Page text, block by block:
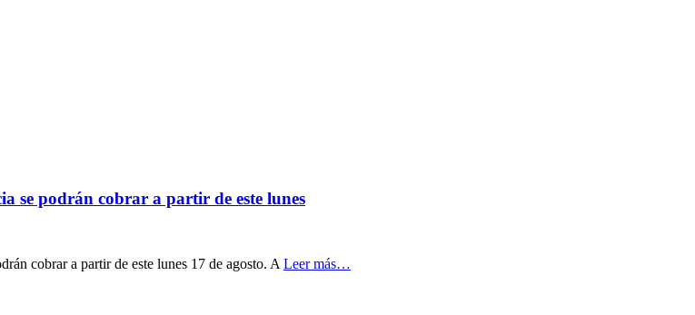
se podrán cobrar a partir de este lunes
cobrar a partir de este lunes 17 de agosto. A Leer más…